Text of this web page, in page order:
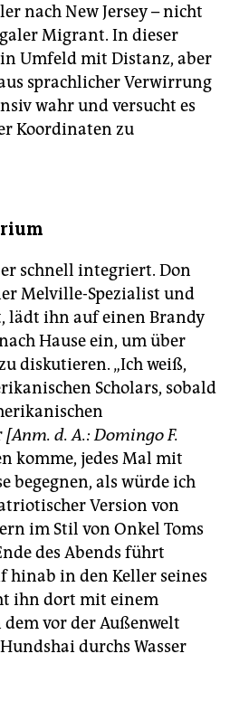
nach New Jersey – nicht
Migrant. In dieser
Umfeld mit Distanz, aber
sprachlicher Verwirrung
wahr und versucht es
Koordinaten zu
schnell integriert. Don
Melville-Spezialist und
lädt ihn auf einen Brandy
Hause ein, um über
diskutieren. „Ich weiß,
Scholars, sobald
[Anm. d. A.: Domingo F.
komme, jedes Mal mit
begegnen, als würde ich
Version von
im Stil von Onkel Toms
des Abends führt
hinab in den Keller seines
ihn dort mit einem
vor der Außenwelt
durchs Wasser